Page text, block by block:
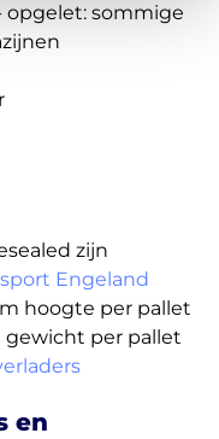
opgelet: sommige
zijn
Engeland
hoogte per pallet
gewicht per pallet
en